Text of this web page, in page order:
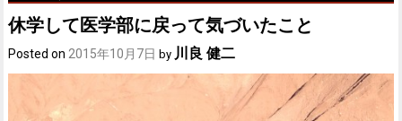
休学して医学部に戻って気づいたこと
Posted on 2015年10月7日 by 川良 健二